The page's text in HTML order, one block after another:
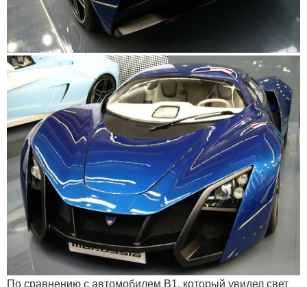
По сравнению с автомобилем B1, который увидел свет